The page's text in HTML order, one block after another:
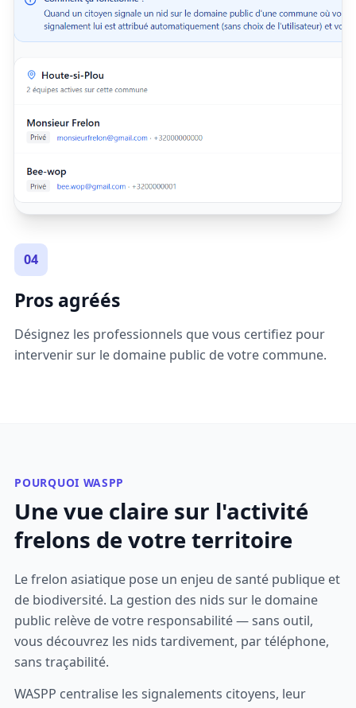
04
Pros agréés
Désignez les professionnels que vous certifiez pour
intervenir sur le domaine public de votre commune.
POURQUOI WASPP
Une vue claire sur l'activité
frelons de votre territoire
Le frelon asiatique pose un enjeu de santé publique et
de biodiversité. La gestion des nids sur le domaine
public relève de votre responsabilité — sans outil,
vous découvrez les nids tardivement, par téléphone,
sans traçabilité.
WASPP centralise les signalements citoyens, leur